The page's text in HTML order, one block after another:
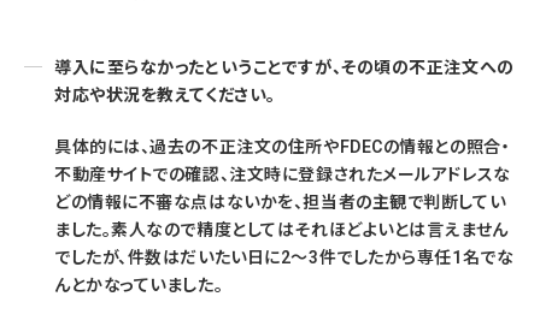
導入に至らなかったということですが、その頃の不正注文への
対応や状況を教えてください。
具体的には、過去の不正注文の住所やFDECの情報との照合・
不動産サイトでの確認、注文時に登録されたメールアドレスな
どの情報に不審な点はないかを、担当者の主観で判断してい
ました。素人なので精度としてはそれほどよいとは言えません
でしたが、件数はだいたい日に2～3件でしたから専任1名でな
んとかなっていました。